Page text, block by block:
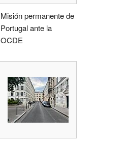
Misión permanente de
Portugal ante la
OCDE